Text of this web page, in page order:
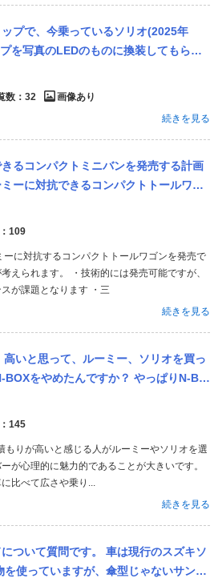
プで、今乗っているソリオ(2025年
を写真のLEDのものに換装してもらお
ちらは25年型にも対応しているのでし
数： 32
画像あり
続きを見る
るコンパクトミニバンを発売する計画
ーに対抗できるコンパクトトールワゴ
と思いますか？ 日産が「小型ミニバ
109
えられます。 ・技術的には発売可能ですが、
が課題となります ・三
続きを見る
いと思って、ルーミー、ソリオを買っ
BOXをやめたんですか？ やっぱりN-BO
ますよね？ ルーミーが売れるわ...
145
が心理的に魅力的であることが大きいです。
比べて広さや乗り...
続きを見る
ついて質問です。 車は現行のスズキソ
を使っていますが、傘型じゃないサンシ